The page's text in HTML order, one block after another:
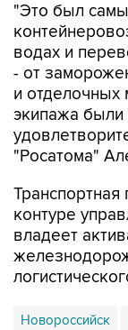
"Это был
водах и
- от
и отделочных
экипажа были
"Росатома"
Транспортная
контуре
владеет
Новороссийск